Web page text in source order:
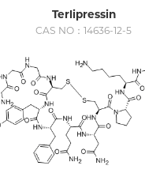
Terlipressin
CAS NO：14636-12-5